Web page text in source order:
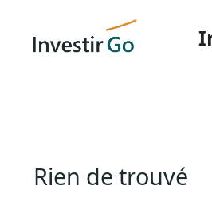
contenu
Rien de trouvé